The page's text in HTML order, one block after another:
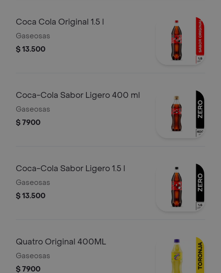
Coca Cola Original 1.5 l
Gaseosas
$ 13.500
Coca-Cola Sabor Ligero 400 ml
Gaseosas
$ 7900
Coca-Cola Sabor Ligero 1.5 l
Gaseosas
$ 13.500
Quatro Original 400ML
Gaseosas
$ 7900